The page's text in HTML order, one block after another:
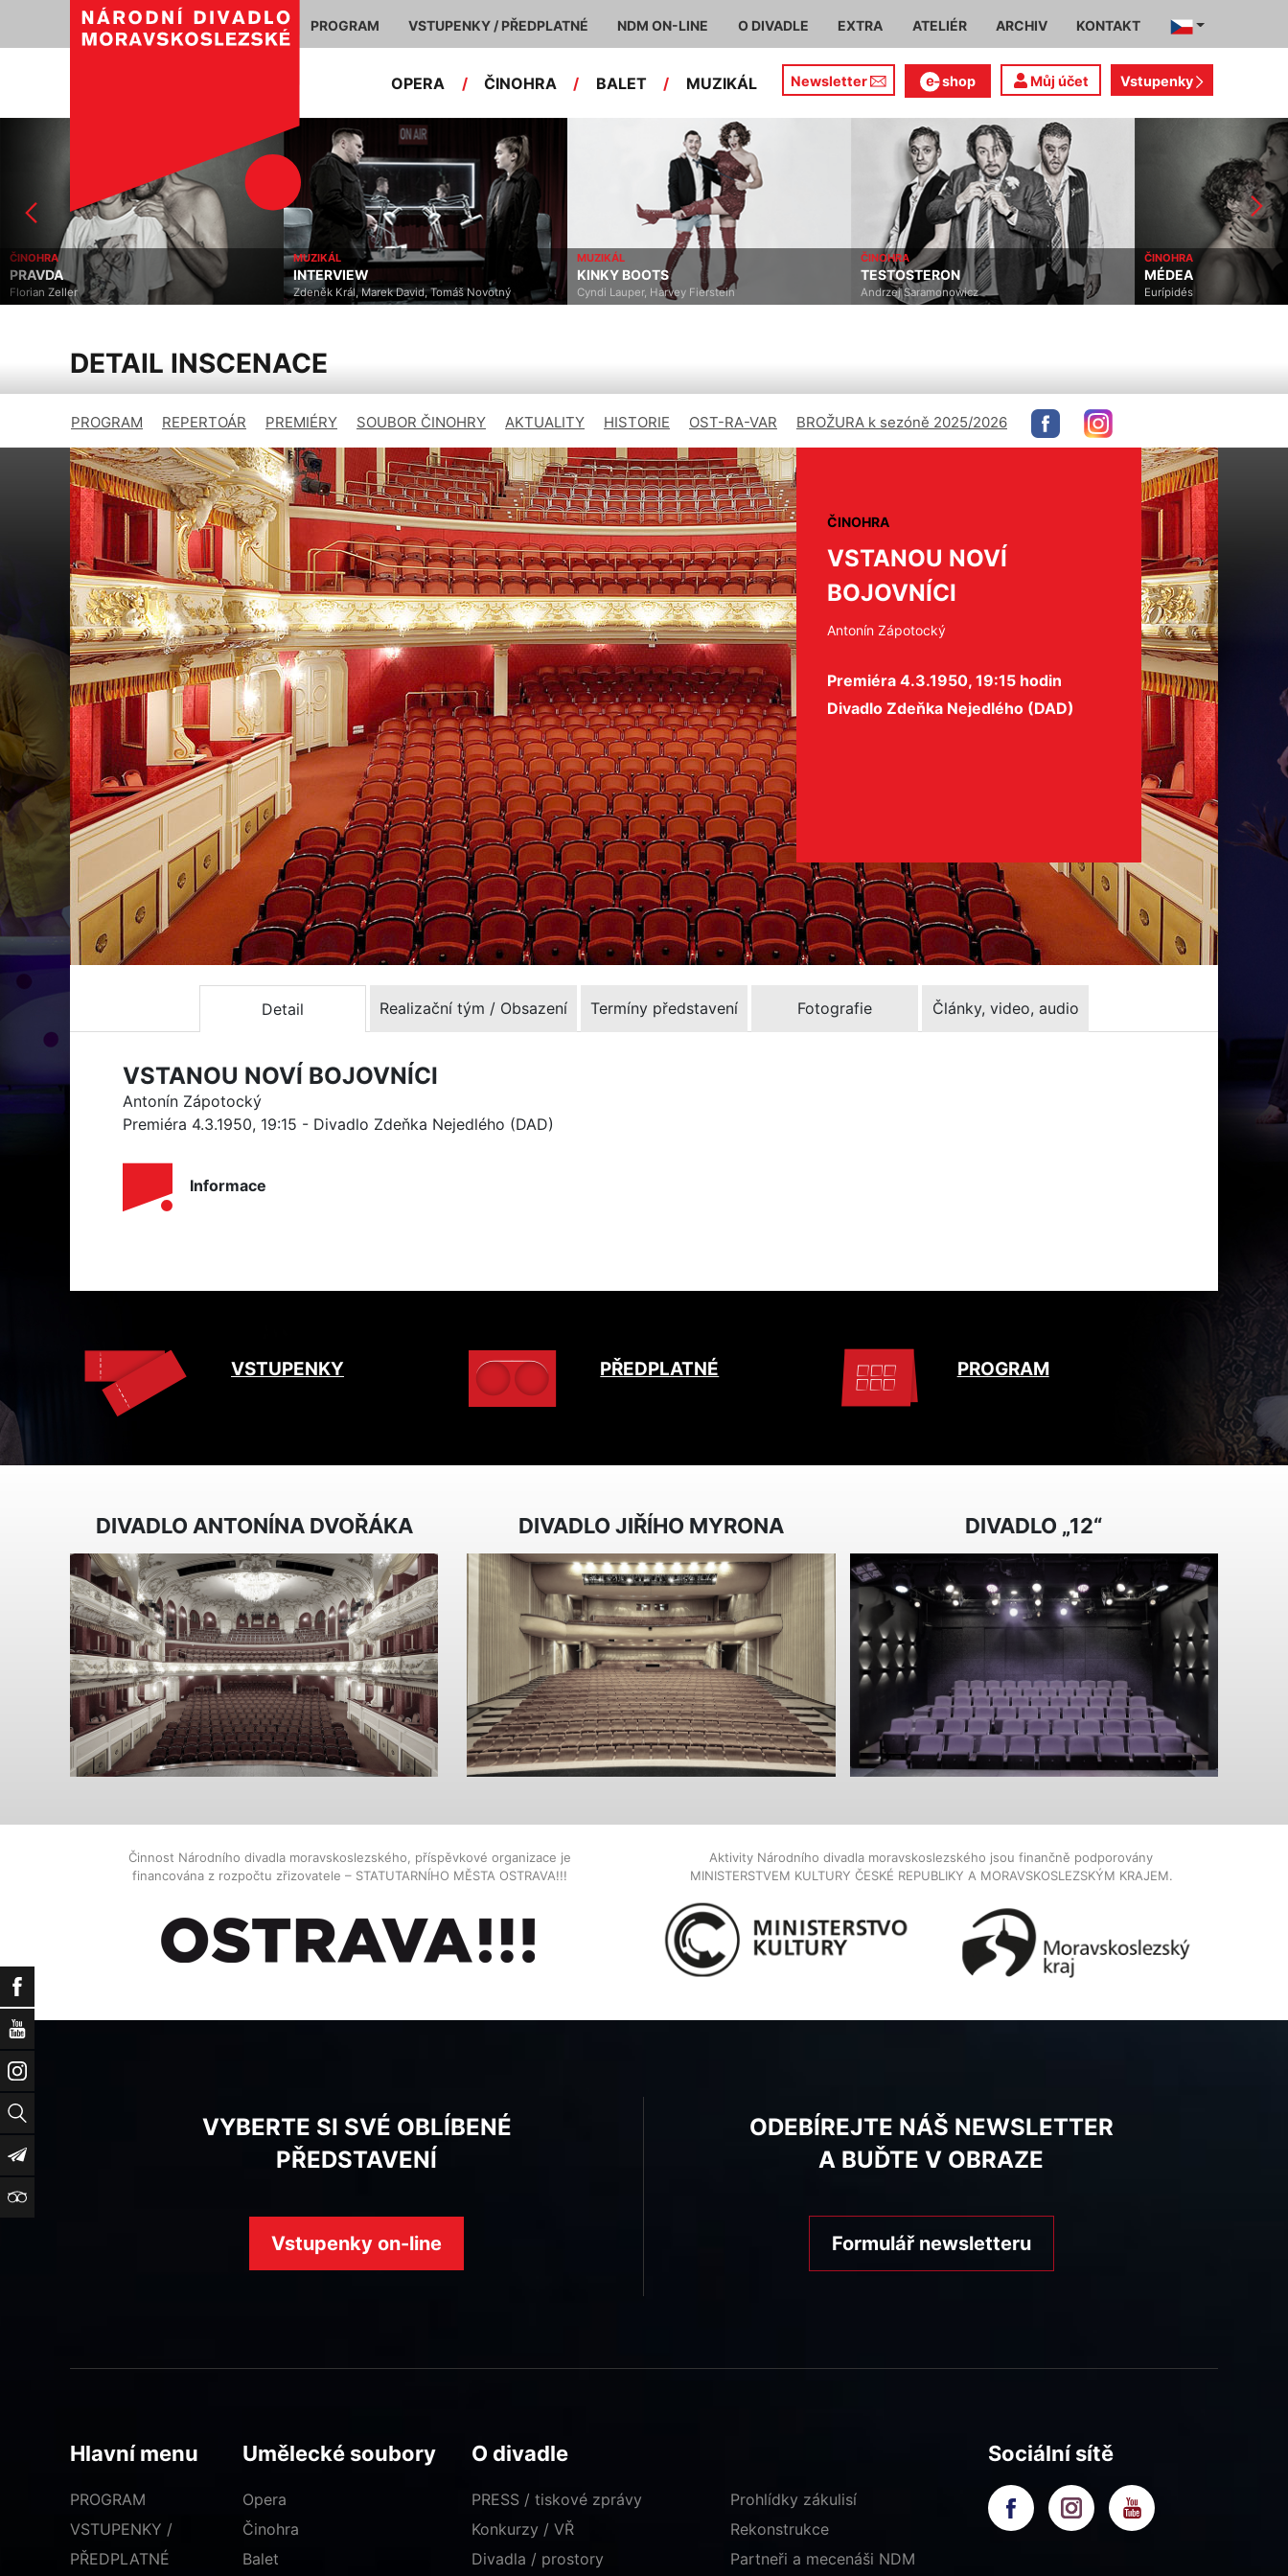
Facebook
YouTube
Instagram
Vyhledat
Newsletter
TripAdvisor
PROGRAM VSTUPENKY / PŘEDPLATNÉ NDM ON-LINE O DIVADLE EXTRA ATELIÉR ARCHIV KONTAKT
OPERA / ČINOHRA / BALET / MUZIKÁL Newsletter shop Můj účet Vstupenky
ČINOHRA
PRAVDA
Florian Zeller
MUZIKÁL
INTERVIEW
Zdeněk Král, Marek David, Tomáš Novotný
MUZIKÁL
KINKY BOOTS
Cyndi Lauper, Harvey Fierstein
ČINOHRA
TESTOSTERON
Andrzej Saramonowicz
ČINOHRA
MÉDEA
Eurípidés
DETAIL INSCENACE
PROGRAM REPERTOÁR PREMIÉRY SOUBOR ČINOHRY AKTUALITY HISTORIE OST-RA-VAR BROŽURA k sezóně 2025/2026
ČINOHRA
VSTANOU NOVÍ
BOJOVNÍCI
Antonín Zápotocký
Premiéra 4.3.1950, 19:15 hodin
Divadlo Zdeňka Nejedlého (DAD)
Detail Realizační tým / Obsazení Termíny představení Fotografie Články, video, audio
VSTANOU NOVÍ BOJOVNÍCI
Antonín Zápotocký
Premiéra 4.3.1950, 19:15 - Divadlo Zdeňka Nejedlého (DAD)
Informace
VSTUPENKY PŘEDPLATNÉ PROGRAM
DIVADLO ANTONÍNA DVOŘÁKA DIVADLO JIŘÍHO MYRONA DIVADLO „12“
Činnost Národního divadla moravskoslezského, příspěvkové organizace je
financována z rozpočtu zřizovatele – STATUTARNÍHO MĚSTA OSTRAVA!!!
Aktivity Národního divadla moravskoslezského jsou finančně podporovány
MINISTERSTVEM KULTURY ČESKÉ REPUBLIKY A MORAVSKOSLEZSKÝM KRAJEM.
VYBERTE SI SVÉ OBLÍBENÉ
PŘEDSTAVENÍ
Vstupenky on-line
ODEBÍREJTE NÁŠ NEWSLETTER
A BUĎTE V OBRAZE
Formulář newsletteru
Hlavní menu
PROGRAM
VSTUPENKY /
PŘEDPLATNÉ
Umělecké soubory
Opera
Činohra
Balet
O divadle
PRESS / tiskové zprávy
Konkurzy / VŘ
Divadla / prostory
Prohlídky zákulisí
Rekonstrukce
Partneři a mecenáši NDM
Sociální sítě